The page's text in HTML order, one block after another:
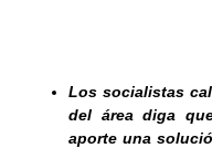
Los socialistas
del área diga
aporte una